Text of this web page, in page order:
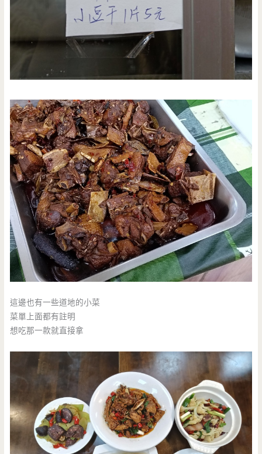
這邊也有一些道地的小菜
菜單上面都有註明
想吃那一款就直接拿